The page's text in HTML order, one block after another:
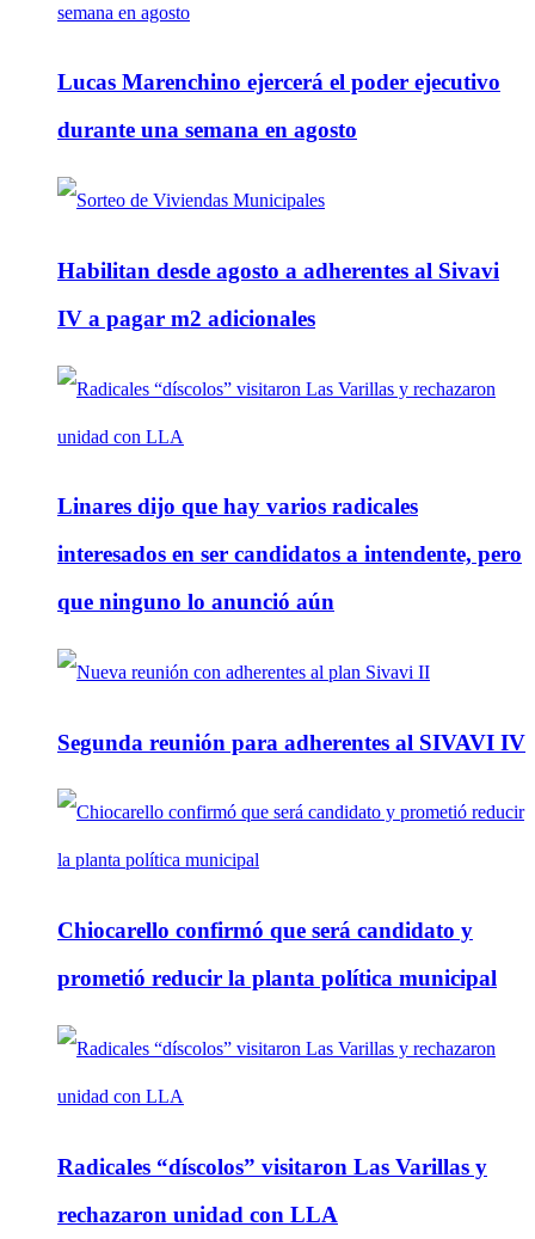
Lucas Marenchino ejercerá el poder ejecutivo
durante una semana en agosto
Habilitan desde agosto a adherentes al Sivavi
IV a pagar m2 adicionales
Linares dijo que hay varios radicales
interesados en ser candidatos a intendente, pero
que ninguno lo anunció aún
Segunda reunión para adherentes al SIVAVI IV
Chiocarello confirmó que será candidato y
prometió reducir la planta política municipal
Radicales “díscolos” visitaron Las Varillas y
rechazaron unidad con LLA